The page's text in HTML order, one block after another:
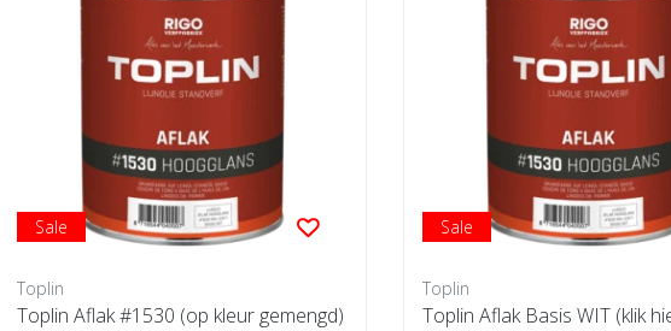
Sale
Toplin
Toplin Aflak #1530 (op kleur gemengd)
Sale
Toplin
Toplin Aflak Basis WIT (klik